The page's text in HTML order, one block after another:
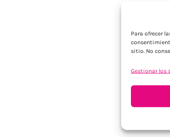
Para ofrecer
sitio. No
Gestionar los